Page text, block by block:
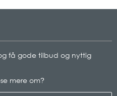
få gode tilbud og nyttig
mere om?